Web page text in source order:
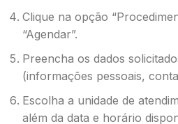
Clique na opção
“Agendar”.
Preencha os dados
(informações pessoais,
Escolha a unidade de
além da data e horário